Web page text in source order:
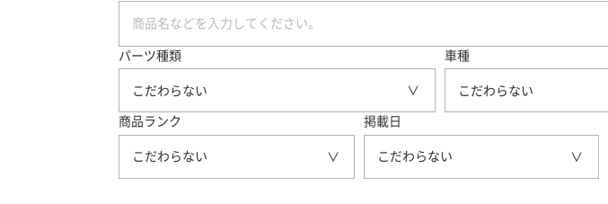
パーツ種類
こだわらない
車種
こだわらない
商品ランク
こだわらない
掲載日
こだわらない